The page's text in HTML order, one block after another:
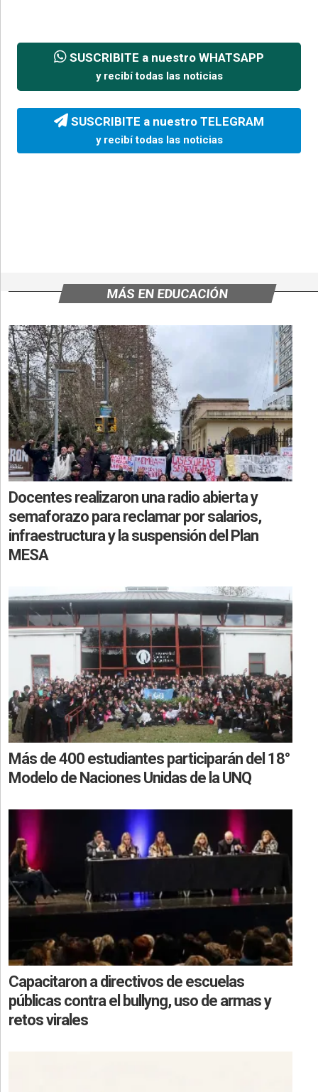
SUSCRIBITE a nuestro WHATSAPP
y recibí todas las noticias
SUSCRIBITE a nuestro TELEGRAM
y recibí todas las noticias
MÁS EN EDUCACIÓN
Docentes realizaron una radio abierta y
semaforazo para reclamar por salarios,
infraestructura y la suspensión del Plan
MESA
Más de 400 estudiantes participarán del 18°
Modelo de Naciones Unidas de la UNQ
Capacitaron a directivos de escuelas
públicas contra el bullyng, uso de armas y
retos virales